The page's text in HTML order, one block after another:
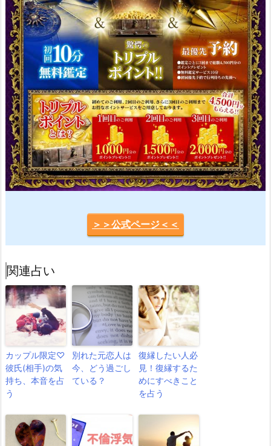
＞＞公式ページ＜＜
関連占い
カップル限定♡
彼氏(相手)の気
持ち、本音を占
う
別れた元恋人は
今、どう過ごし
ている？
復縁したい人必
見！復縁するた
めにすべきこと
を占う